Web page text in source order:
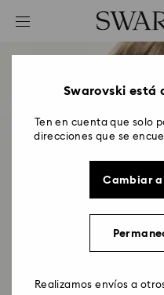
Accesskeys list
2 - FooterSwarovski está
Ten en cuenta que solo
direcciones que se
Cambiar a
Realizamos envíos a